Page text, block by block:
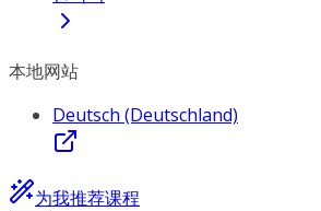
本地网站
Deutsch (Deutschland)
为我推荐课程